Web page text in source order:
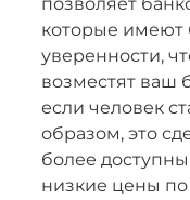
которые имеют
уверенности,
возместят ваш
если человек
образом, это
более
низкие цены